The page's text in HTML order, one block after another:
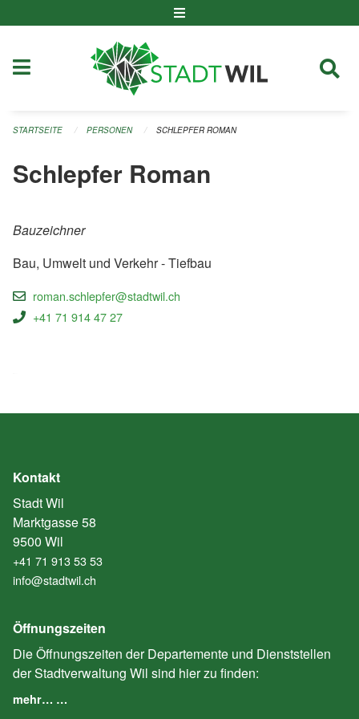
STARTSEITE PERSONEN SCHLEPFER ROMAN
Schlepfer Roman
Bauzeichner
Bau, Umwelt und Verkehr - Tiefbau
roman.schlepfer@stadtwil.ch
+41 71 914 47 27
Kontakt
Stadt Wil
Marktgasse 58
9500 Wil
+41 71 913 53 53
info@stadtwil.ch
Öffnungszeiten
Die Öffnungszeiten der Departemente und Dienststellen
der Stadtverwaltung Wil sind hier zu finden:
mehr… …